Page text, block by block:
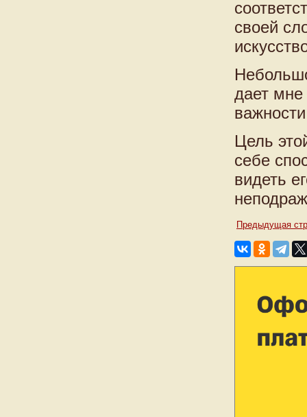
своей
дает мне
Цель
себе
видеть
Предыдущая